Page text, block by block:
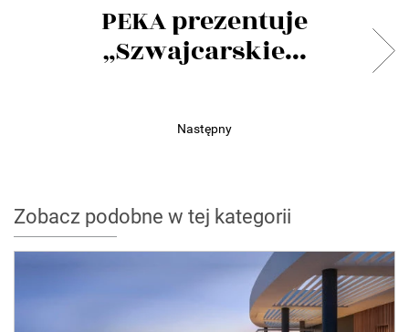
PEKA prezentuje
„Szwajcarskie...
Następny
Zobacz podobne w tej kategorii